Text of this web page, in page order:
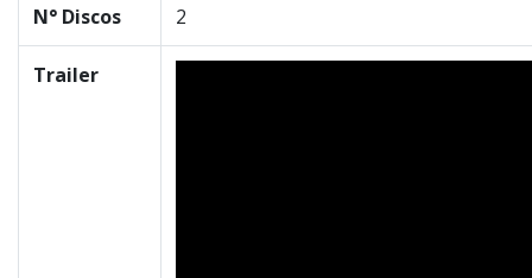
N° Discos 2
Trailer